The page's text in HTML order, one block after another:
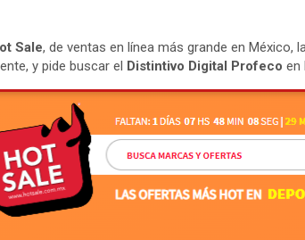
Sale, de ventas en línea más grande en México,
y pide buscar el Distintivo Digital Profeco en